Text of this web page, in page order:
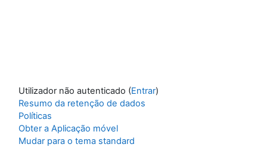
Utilizador não autenticado (Entrar)
Resumo da retenção de dados
Políticas
Obter a Aplicação móvel
Mudar para o tema standard